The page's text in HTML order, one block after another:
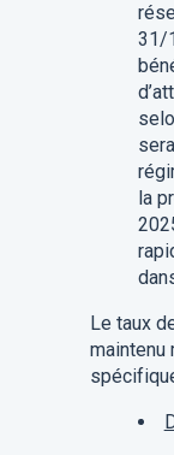
31/
la
Le taux
maintenu